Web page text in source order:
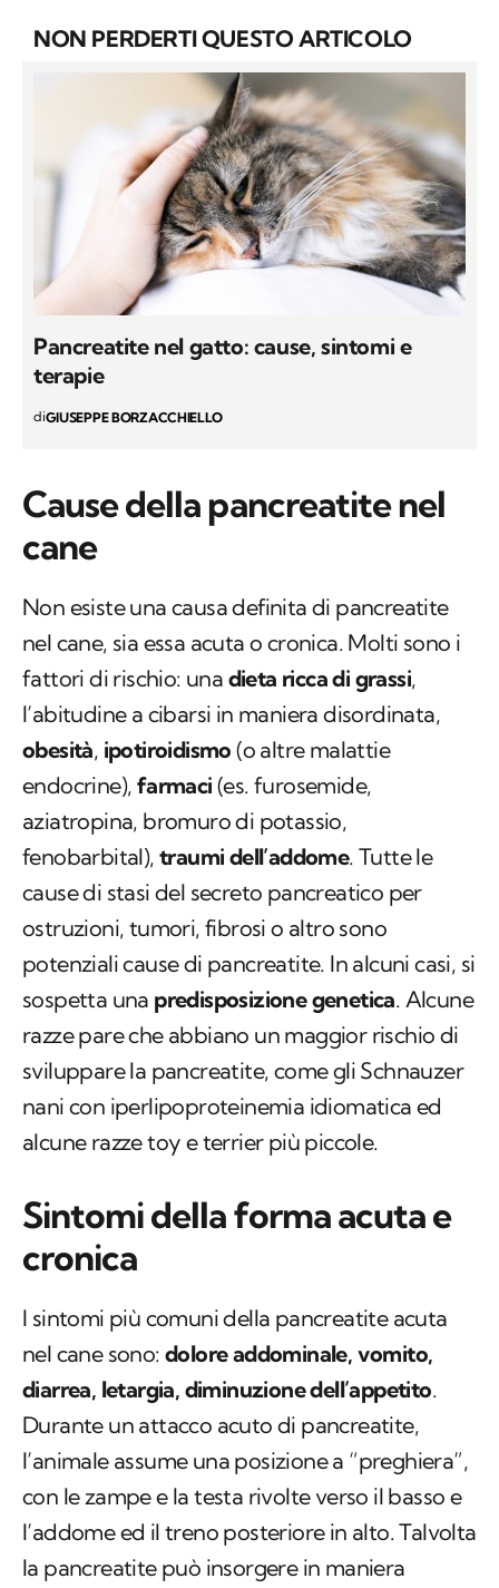
NON PERDERTI QUESTO ARTICOLO
Pancreatite nel gatto: cause, sintomi e
terapie
diGIUSEPPE BORZACCHIELLO
Cause della pancreatite nel
cane
Non esiste una causa definita di pancreatite
nel cane, sia essa acuta o cronica. Molti sono i
fattori di rischio: una dieta ricca di grassi,
l’abitudine a cibarsi in maniera disordinata,
obesità, ipotiroidismo (o altre malattie
endocrine), farmaci (es. furosemide,
aziatropina, bromuro di potassio,
fenobarbital),traumi dell’addome. Tutte le
cause di stasi del secreto pancreatico per
ostruzioni, tumori, fibrosi o altro sono
potenziali cause di pancreatite. In alcuni casi, si
sospetta una predisposizione genetica. Alcune
razze pare che abbiano un maggior rischio di
sviluppare la pancreatite, come gli Schnauzer
nani con iperlipoproteinemia idiomatica ed
alcune razze toy e terrier più piccole.
Sintomi della forma acuta e
cronica
I sintomi più comuni della pancreatite acuta
nel cane sono:dolore addominale, vomito,
diarrea, letargia, diminuzione dell’appetito.
Durante un attacco acuto di pancreatite,
l’animale assume una posizione a “preghiera”,
con le zampe e la testa rivolte verso il basso e
l’addome ed il treno posteriore in alto. Talvolta
la pancreatite può insorgere in maniera